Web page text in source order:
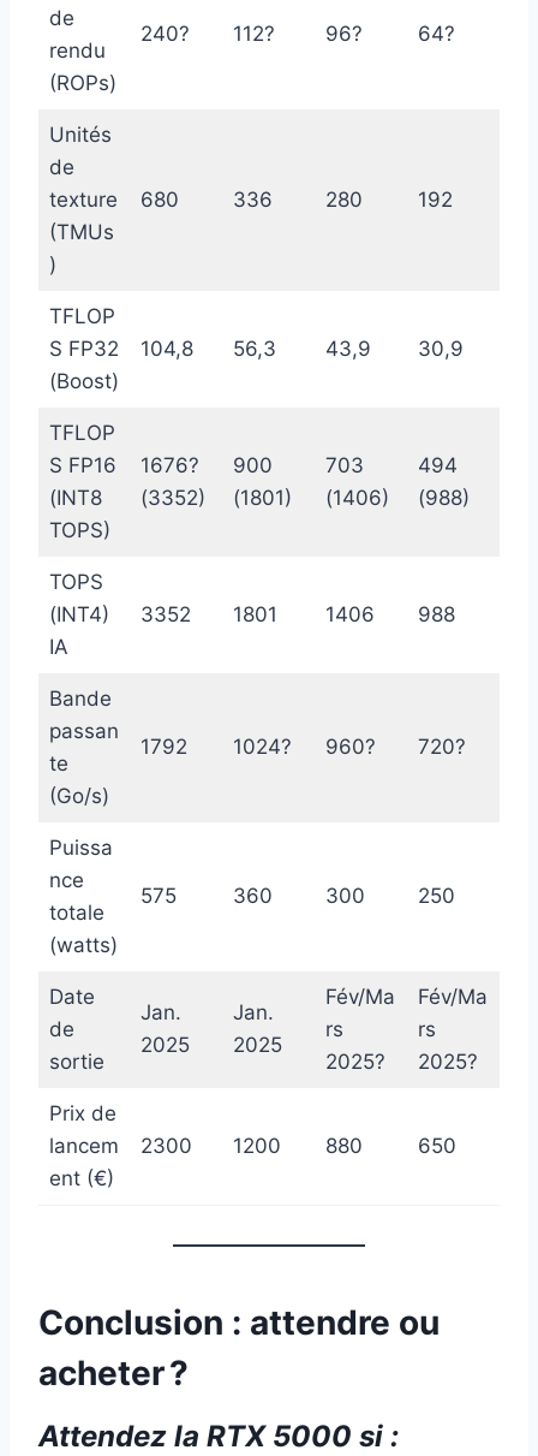
de
rendu
(ROPs)
240? 112? 96? 64?
Unités
de
texture
(TMUs
)
680 336 280 192
TFLOP
S FP32
(Boost)
104,8 56,3 43,9 30,9
TFLOP
S FP16
(INT8
TOPS)
1676?
(3352)
900
(1801)
703
(1406)
494
(988)
TOPS
(INT4)​
IA
3352 1801 1406 988
Bande
passan
te
(Go/s)
1792 1024? 960? 720?
Puissa
nce
totale
(watts)
575 360 300 250
Date
de
sortie
Jan.
2025
Jan.
2025
Fév/Ma
rs
2025?
Fév/Ma
rs
2025?
Prix de
lancem
ent (€)
2300 1200 880 650
Conclusion : attendre ou
acheter ?
Attendez la RTX 5000 si :